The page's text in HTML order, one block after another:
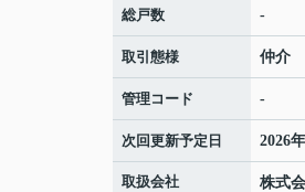
総戸数 -
取引態様 仲介
管理コード -
次回更新予定日 2026
取扱会社
株式